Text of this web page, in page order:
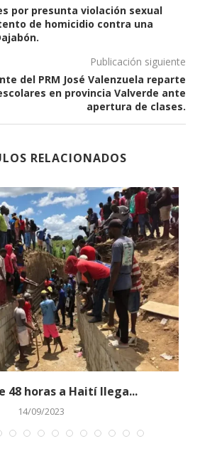
por presunta violación sexual
de homicidio contra una
Publicación siguiente
del PRM José Valenzuela reparte
en provincia Valverde ante
apertura de clases.
RELACIONADOS
48 horas a Haití llega...
14/09/2023